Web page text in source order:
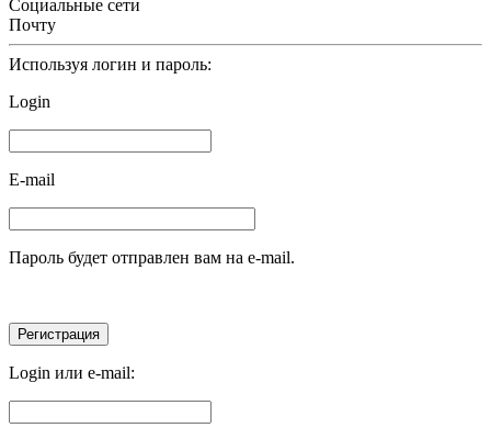
Социальные сети
Почту
Используя логин и пароль:
Login
E-mail
Пароль будет отправлен вам на e-mail.
Login или e-mail: